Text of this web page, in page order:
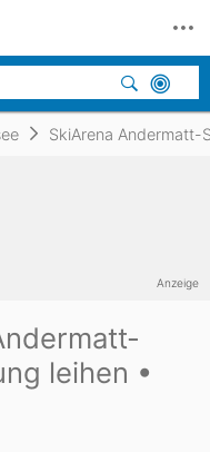
SkiArena Andermatt-
leihen •
Anzeige